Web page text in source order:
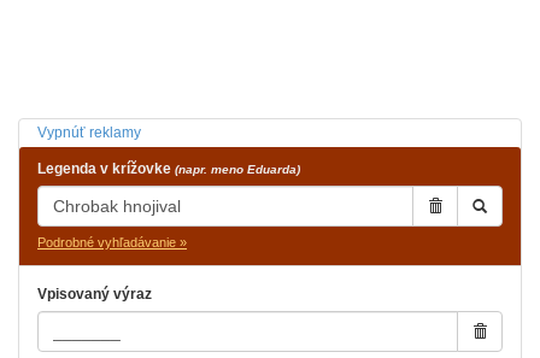
Vypnúť reklamy
Legenda v krížovke (napr. meno Eduarda)
Podrobné vyhľadávanie »
Vpisovaný výraz